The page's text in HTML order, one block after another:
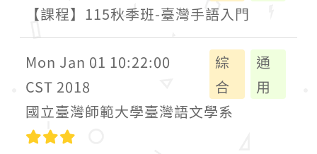
【課程】115秋季班-臺灣手語入門
Mon Jan 01 10:22:00
CST 2018
綜
合
通
用
國立臺灣師範大學臺灣語文學系